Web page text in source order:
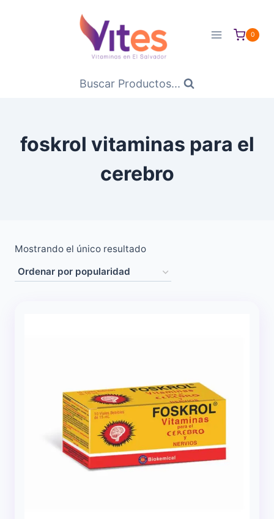
0
Buscar Productos...
foskrol vitaminas para el
cerebro
Mostrando el único resultado